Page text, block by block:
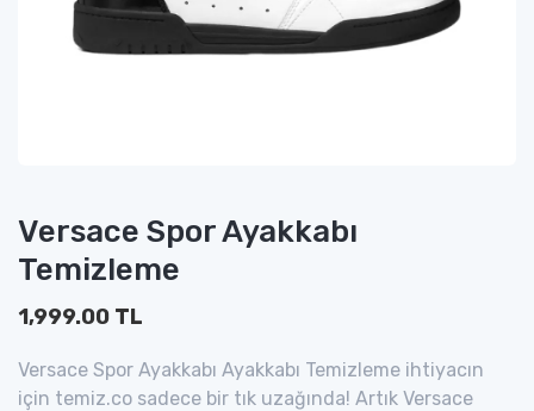
Versace Spor Ayakkabı
Temizleme
1,999.00 TL
Versace Spor Ayakkabı Ayakkabı Temizleme ihtiyacın
için temiz.co sadece bir tık uzağında! Artık Versace